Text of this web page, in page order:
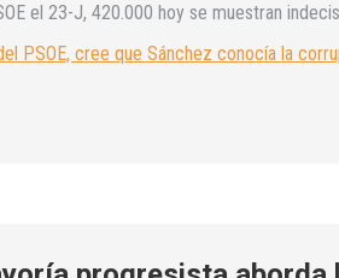
el 23-J, 420.000 hoy se muestran
PSOE, cree que Sánchez conocía la